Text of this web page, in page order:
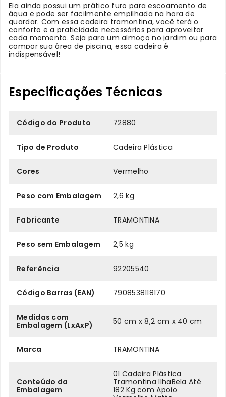
Ela ainda possui um prático furo para escoamento de
água e pode ser facilmente empilhada na hora de
guardar. Com essa cadeira tramontina, você terá o
conforto e a praticidade necessários para aproveitar
cada momento. Seja para um almoço no jardim ou para
compor sua área de piscina, essa cadeira é
indispensável!
Especificações Técnicas
Código do Produto 72880
Tipo de Produto Cadeira Plástica
Cores Vermelho
Peso com Embalagem 2,6 kg
Fabricante TRAMONTINA
Peso sem Embalagem 2,5 kg
Referência 92205540
Código Barras (EAN) 7908538118170
Medidas com
Embalagem (LxAxP)
50 cm x 8,2 cm x 40 cm
Marca TRAMONTINA
Conteúdo da
Embalagem
01 Cadeira Plástica
Tramontina IlhaBela Até
182 Kg com Apoio